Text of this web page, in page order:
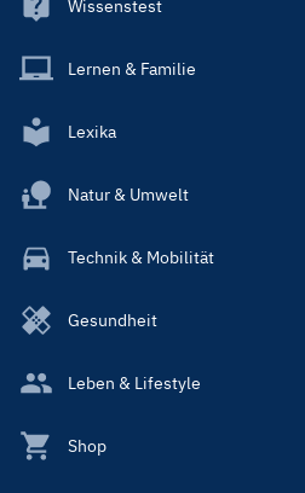
Wissenstest
Lernen & Familie
Lexika
Natur & Umwelt
Technik & Mobilität
Gesundheit
Leben & Lifestyle
Shop